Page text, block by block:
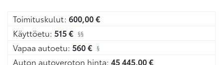
Toimituskulut: 600,00€
Käyttöetu: 515€ §§
Vapaa autoetu: 560€ §
Auton autoveroton hinta: 45 445,00€